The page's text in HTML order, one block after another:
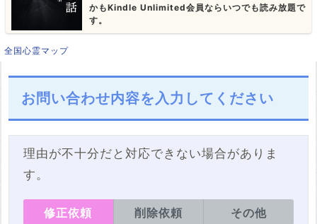
かもKindle Unlimited会員ならいつでも読み放題で
す。
全国心霊マップ
お問い合わせ内容を入力してください
理由が不十分だと対応できない場合がありま
す。
修正依頼 削除依頼 その他